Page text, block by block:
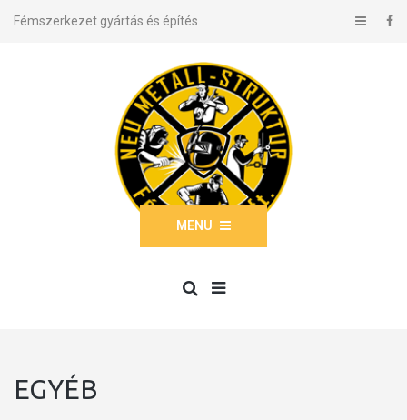
Fémszerkezet gyártás és építés
MENU
EGYÉB